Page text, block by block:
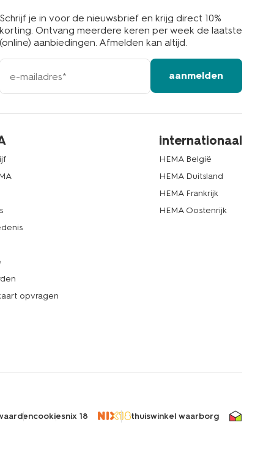
je in voor de nieuwsbrief en krijg direct 10%
Ontvang meerdere keren per week de laatste
aanbiedingen. Afmelden kan altijd.
aanmelden
opvragen
internationaal
HEMA België
HEMA Duitsland
HEMA Frankrijk
HEMA Oostenrijk
cookiesnix 18 thuiswinkel waarborg